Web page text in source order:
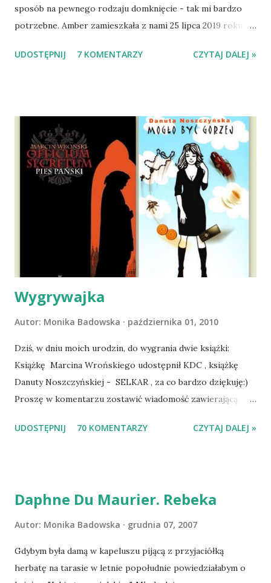
sposób na pewnego rodzaju domknięcie - tak mi bardzo
potrzebne. Amber zamieszkała z nami 25 lipca 2019 roku.
Mazowieckim, pojechaliśmy na wizytę zapoznawczą, a kilka
wspólnego życia przeczytacie TUTAJ i TUTAJ . Gdy już
nieco okrzepliśmy w codzienności z psem, a Amber - z
ludźmi i kotami, pojawił się pomysł na wspólny jesienny
wyjazd w Beskid Niski. Zanim to jednak się stało psica miała
atak padaczki, co spowodowało, że wyjazd odwołaliśmy,
wdrożyliśmy leczenie i od nowa zaczęliśmy oswajać z nami i
wspólnym życiem zdezorientowanego chorobą psa. Udało
się ustabilizować zawirowania zdrowotne i wówczas
zaczęliśmy się cieszyć sobą wzajemnie już na 100%.
Dopier...
UDOSTĘPNIJ 7 KOMENTARZY CZYTAJ DALEJ »
Wygrywajka
Autor: Monika Badowska października 01, 2010
Dziś, w dniu moich urodzin, do wygrania dwie książki:
Książkę Marcina Wrońskiego udostępnił KDC , książkę
Danuty Noszczyńskiej - SELKAR , za co bardzo dziękuję:)
Proszę w komentarzu zostawić wiadomość zawierającą
Losowanie odbędzie się w niedzielę o 8:00. Zapraszam
UDOSTĘPNIJ 70 KOMENTARZY CZYTAJ DALEJ »
Daphne Du Maurier. Rebeka
Autor: Monika Badowska grudnia 07, 2007
Gdybym była damą w kapeluszu pijącą z przyjaciółką
herbatę na tarasie w letnie popołudnie powiedziałabym o